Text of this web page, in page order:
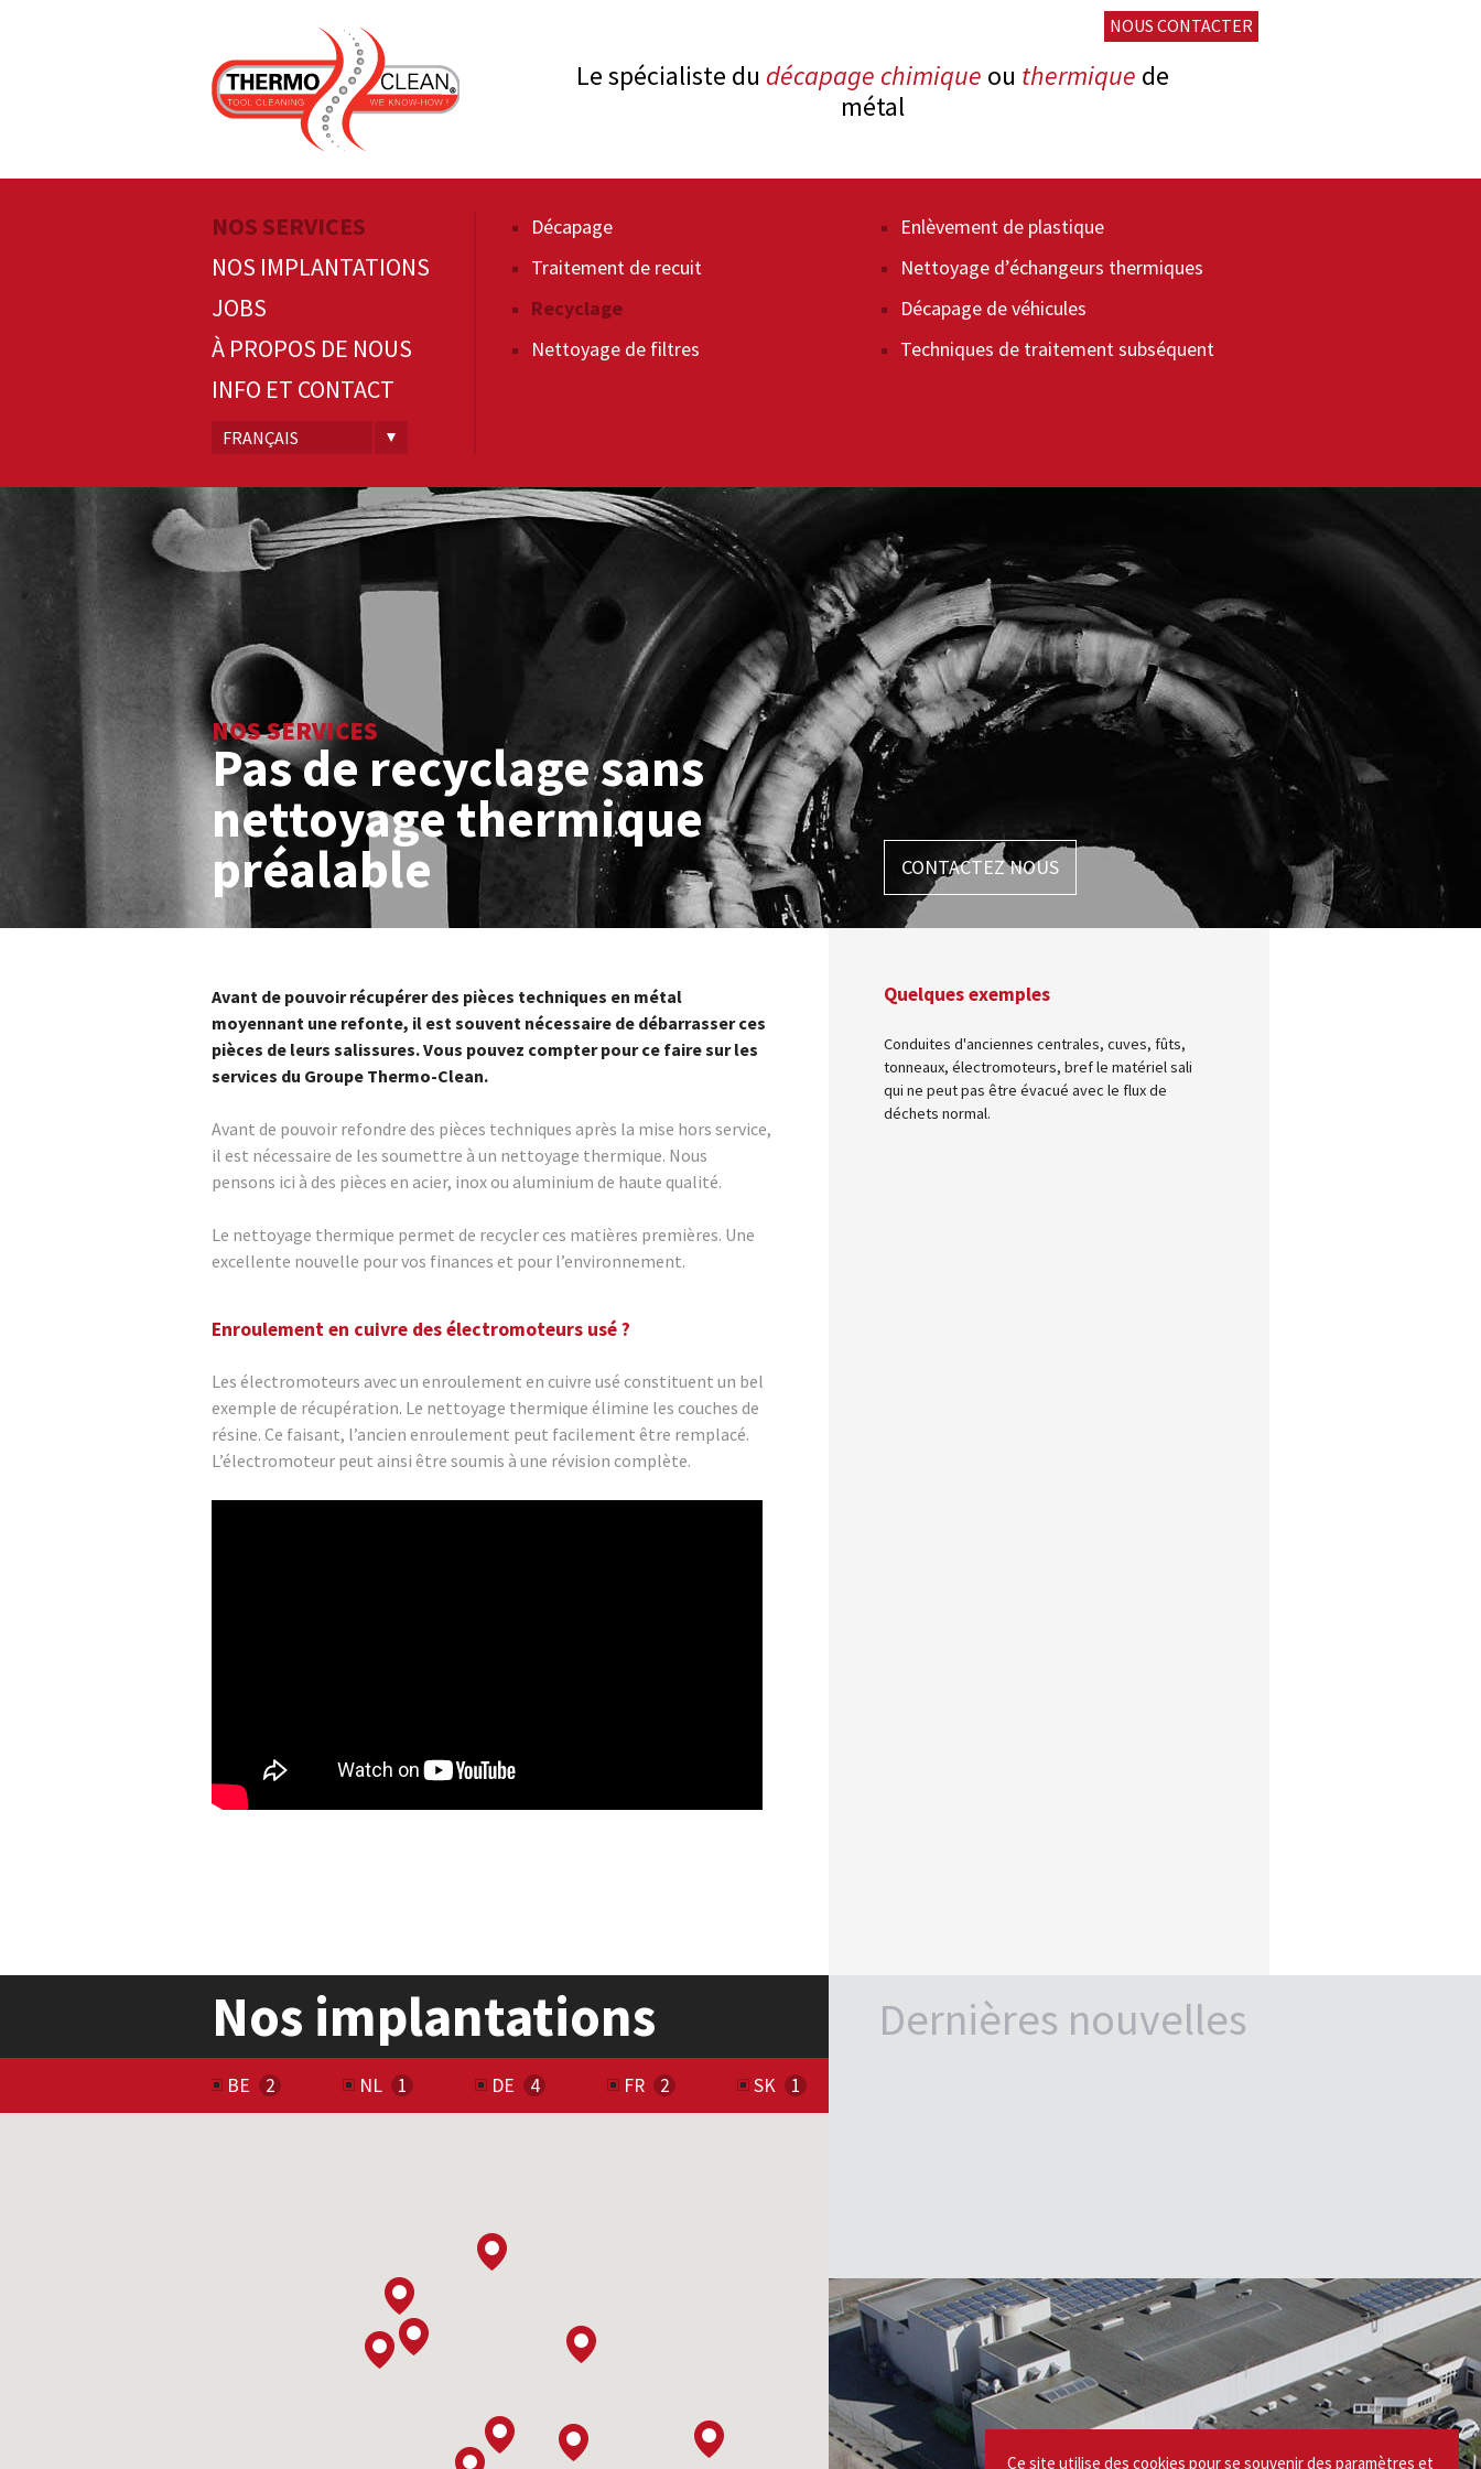
Le spécialiste du décapage chimique ou thermique de
métal
NOUS CONTACTER
NOS SERVICES Décapage
Enlèvement de plastique
Traitement de recuit
Nettoyage d’échangeurs thermiques
Recyclage
Décapage de véhicules
Nettoyage de filtres
Techniques de traitement subséquent
NOS IMPLANTATIONS
JOBS
À PROPOS DE NOUS
INFO ET CONTACT
FRANÇAIS
NOS SERVICES
Pas de recyclage sans
nettoyage thermique
préalable CONTACTEZ NOUS
Avant de pouvoir récupérer des pièces techniques en métal
moyennant une refonte, il est souvent nécessaire de débarrasser ces
pièces de leurs salissures. Vous pouvez compter pour ce faire sur les
services du Groupe Thermo-Clean.
Avant de pouvoir refondre des pièces techniques après la mise hors service,
il est nécessaire de les soumettre à un nettoyage thermique. Nous
pensons ici à des pièces en acier, inox ou aluminium de haute qualité.
Le nettoyage thermique permet de recycler ces matières premières. Une
excellente nouvelle pour vos finances et pour l’environnement.
Enroulement en cuivre des électromoteurs usé ?
Les électromoteurs avec un enroulement en cuivre usé constituent un bel
exemple de récupération. Le nettoyage thermique élimine les couches de
résine. Ce faisant, l’ancien enroulement peut facilement être remplacé.
L’électromoteur peut ainsi être soumis à une révision complète.
Quelques exemples
Conduites d'anciennes centrales, cuves, fûts,
tonneaux, électromoteurs, bref le matériel sali
qui ne peut pas être évacué avec le flux de
déchets normal.
Dernières nouvelles
Nos implantations
BE NL DE FR SK
Ce site utilise des cookies pour se souvenir des paramètres et